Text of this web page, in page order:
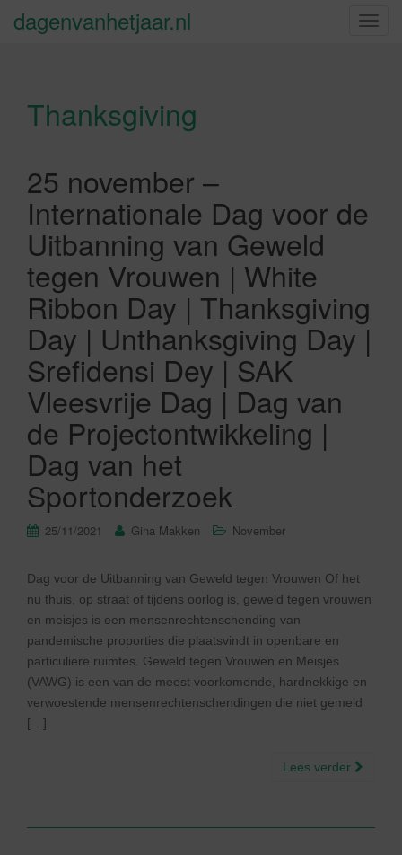
S
e
dagenvanhetjaar.nl
Thanksgiving
25 november –
Internationale Dag voor de
Uitbanning van Geweld
tegen Vrouwen | White
Ribbon Day | Thanksgiving
Day | Unthanksgiving Day |
Srefidensi Dey | SAK
Vleesvrije Dag | Dag van
de Projectontwikkeling |
Dag van het
Sportonderzoek
25/11/2021 Gina Makken November
Dag voor de Uitbanning van Geweld tegen Vrouwen Of het
nu thuis, op straat of tijdens oorlog is, geweld tegen vrouwen
en meisjes is een mensenrechtenschending van
pandemische proporties die plaatsvindt in openbare en
particuliere ruimtes. Geweld tegen Vrouwen en Meisjes
(VAWG) is een van de meest voorkomende, hardnekkige en
verwoestende mensenrechtenschendingen die niet gemeld
[…]
Lees verder